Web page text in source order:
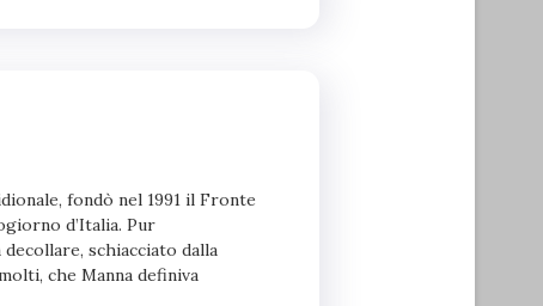
fondò nel 1991 il Fronte
d’Italia. Pur
schiacciato dalla
che Manna definiva